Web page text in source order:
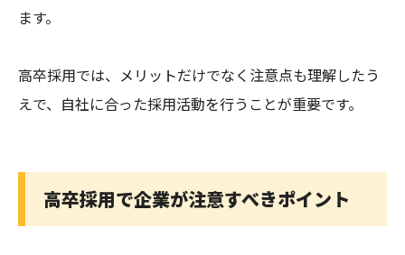
ます。
高卒採用では、メリットだけでなく注意点も理解したう
えで、自社に合った採用活動を行うことが重要です。
高卒採用で企業が注意すべきポイント